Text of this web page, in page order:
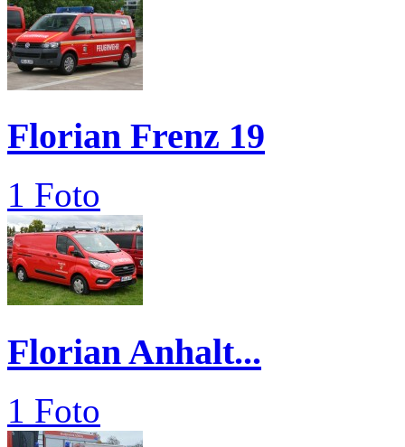
Florian Frenz 19
1 Foto
Florian Anhalt...
1 Foto